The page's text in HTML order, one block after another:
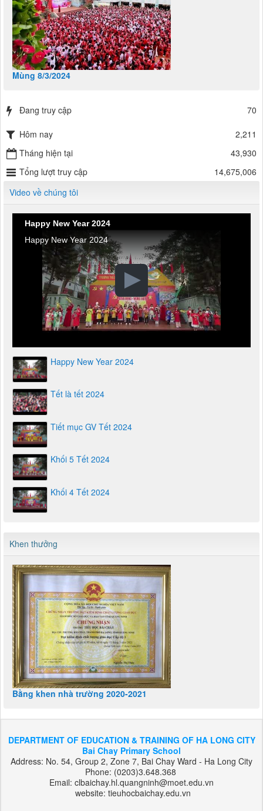
Mùng 8/3/2024
Đang truy cập 70
Hôm nay
2,211
Tháng hiện tại
43,930
Tổng lượt truy cập
14,675,006
Video về chúng tôi
Happy New Year 2024
Happy New Year 2024
Happy New Year 2024
Tết là tết 2024
Tiết mục GV Tết 2024
Khối 5 Tết 2024
Khối 4 Tết 2024
Khen thưởng
Bằng khen nhà trường 2020-2021
DEPARTMENT OF EDUCATION & TRAINING OF HA LONG CITY
Bai Chay Primary School
Address: No. 54, Group 2, Zone 7, Bai Chay Ward - Ha Long City
Phone: (0203)3.648.368
Email: clbaichay.hl.quangninh@moet.edu.vn
website: tieuhocbaichay.edu.vn